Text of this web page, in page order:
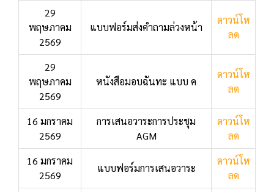
29
พฤษภาคม
2569
แบบฟอร์มส่งคำถามล่วงหน้า
ดาวน์โห
ลด
29
พฤษภาคม
2569
หนังสือมอบฉันทะ แบบ ค
ดาวน์โห
ลด
16 มกราคม
2569
การเสนอวาระการประชุม
AGM
ดาวน์โห
ลด
16 มกราคม
2569
แบบฟอร์มการเสนอวาระ
ดาวน์โห
ลด